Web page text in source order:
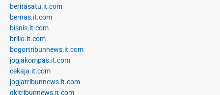
beritasatu.it.com
bernas.it.com
bisnis.it.com
brilio.it.com
bogortribunnews.it.com
jogjakompas.it.com
cekaja.it.com
jogjatribunnews.it.com
dkitribunnews.it.com